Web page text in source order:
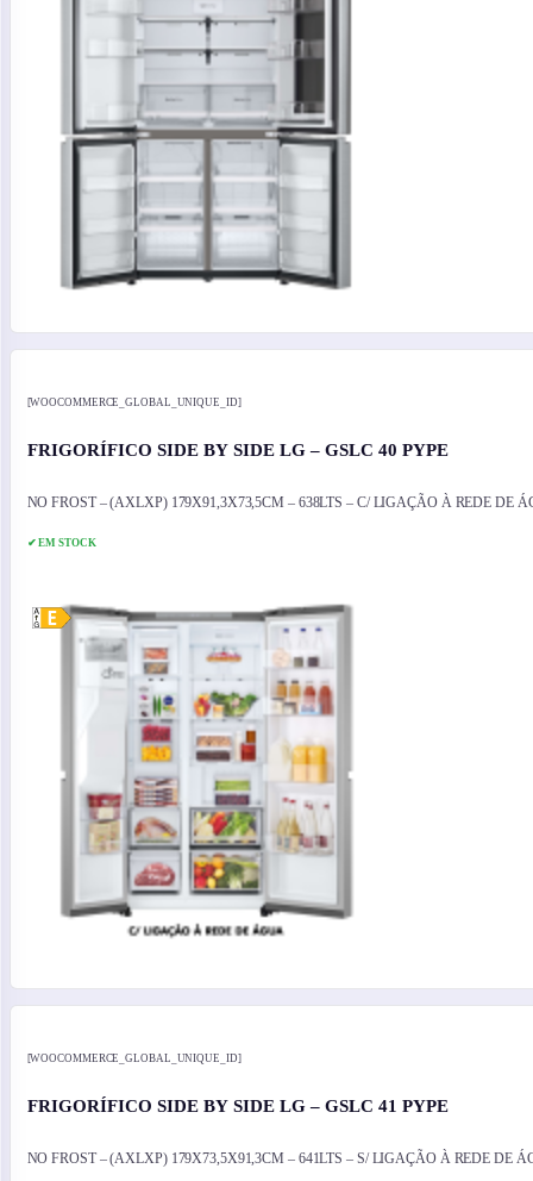
[WOOCOMMERCE_GLOBAL_UNIQUE_ID]
FRIGORÍFICO SIDE BY SIDE LG – GSLC 40 PYPE
NO FROST – (AXLXP) 179X91,3X73,5CM – 638LTS – C/ LIGAÇÃO À REDE DE
✔ EM STOCK
[WOOCOMMERCE_GLOBAL_UNIQUE_ID]
FRIGORÍFICO SIDE BY SIDE LG – GSLC 41 PYPE
NO FROST – (AXLXP) 179X73,5X91,3CM – 641LTS – S/ LIGAÇÃO À REDE DE